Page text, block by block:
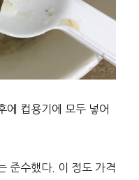
에 컵용기에 모두 넣어
준수했다. 이 정도 가격